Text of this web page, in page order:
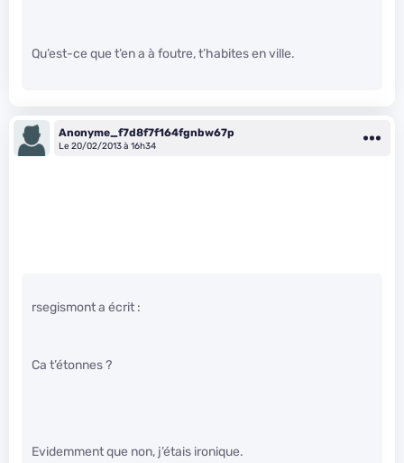
Qu’est-ce que t’en a à foutre, t’habites en ville.
Anonyme_f7d8f7f164fgnbw67p
Le 20/02/2013 à 16h34
rsegismont a écrit :
Ca t’étonnes ?
Evidemment que non, j’étais ironique.